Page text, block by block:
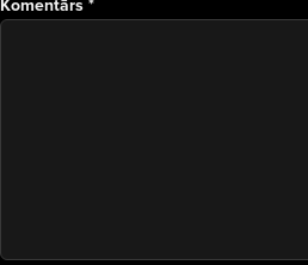
Komentārs *